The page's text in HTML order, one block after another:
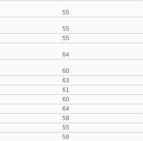
55
55
55
64
60
63
61
60
64
58
55
59